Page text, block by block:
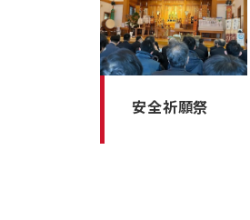
安全祈願祭